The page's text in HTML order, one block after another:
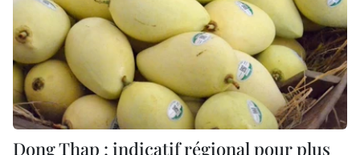
Dong Thap : indicatif régional pour plus